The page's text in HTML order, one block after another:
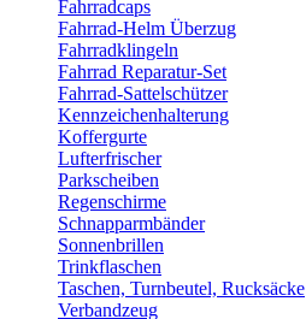
Fahrradcaps
Fahrrad-Helm Überzug
Fahrradklingeln
Fahrrad Reparatur-Set
Fahrrad-Sattelschützer
Kennzeichenhalterung
Koffergurte
Lufterfrischer
Parkscheiben
Regenschirme
Schnapparmbänder
Sonnenbrillen
Trinkflaschen
Taschen, Turnbeutel, Rucksäcke
Verbandzeug